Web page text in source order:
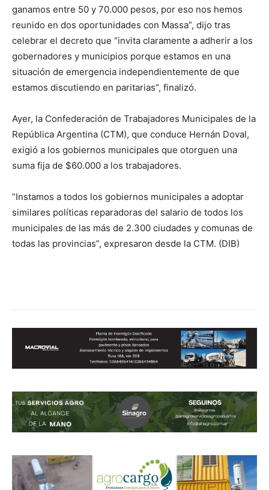
ganamos entre 50 y 70.000 pesos, por eso nos hemos
reunido en dos oportunidades con Massa”, dijo tras
celebrar el decreto que “invita claramente a adherir a los
gobernadores y municipios porque estamos en una
situación de emergencia independientemente de que
estamos discutiendo en paritarias”, finalizó.
Ayer, la Confederación de Trabajadores Municipales de la
República Argentina (CTM), que conduce Hernán Doval,
exigió a los gobiernos municipales que otorguen una
suma fija de $60.000 a los trabajadores.
“Instamos a todos los gobiernos municipales a adoptar
similares políticas reparadoras del salario de todos los
municipales de las más de 2.300 ciudades y comunas de
todas las provincias”, expresaron desde la CTM. (DIB)